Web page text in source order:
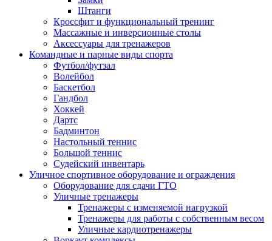
Штанги
Кроссфит и функциональный тренинг
Массажные и инверсионные столы
Аксессуары для тренажеров
Командные и парные виды спорта
Футбол/футзал
Волейбол
Баскетбол
Гандбол
Хоккей
Дартс
Бадминтон
Настольный теннис
Большой теннис
Судейский инвентарь
Уличное спортивное оборудование и ограждения
Оборудование для сдачи ГТО
Уличные тренажеры
Тренажеры с изменяемой нагрузкой
Тренажеры для работы с собственным весом
Уличные кардиотренажеры